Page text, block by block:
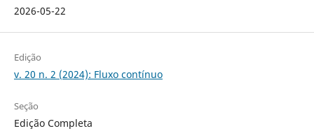
2026-05-22
Edição
v. 20 n. 2 (2024): Fluxo contínuo
Seção
Edição Completa